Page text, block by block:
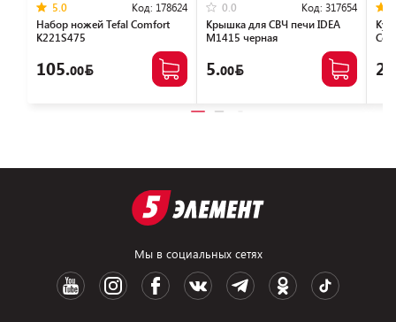
5.0 Код: 178624
Набор ножей Tefal Сomfort
K221S475
105.00
0.0 Код: 317654
Крышка для СВЧ печи IDEA
М1415 черная
5.00
Мы в социальных сетях